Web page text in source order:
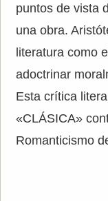
puntos de vista
una obra.
literatura como
adoctrinar
Esta crítica
«CLÁSICA»
Romanticismo